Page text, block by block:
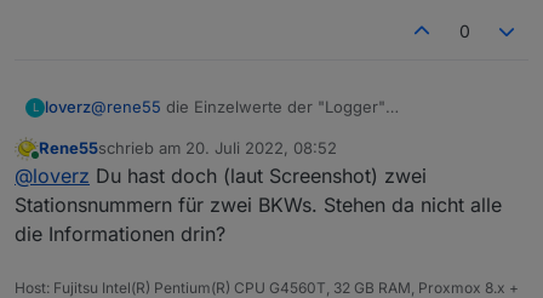
0
L loverz@rene55 die Einzelwerte der "Logger"
arbeiten.
Ist aber nicht wirklich wichtig, es sei denn, man hat sie
auf Ost/West Ausrichtung, dann wäre es schon
interessant.
Man könnte dann daraus aber einfach 2 einzelne
Balkonkraftwerke machen, dann ist es auch einzeln.
Online
Rene55schrieb am 20. Juli 2022, 08:52
zuletzt editiert von
@loverz Du hast doch (laut Screenshot) zwei
Stationsnummern für zwei BKWs. Stehen da nicht alle
die Informationen drin?
Host: Fujitsu Intel(R) Pentium(R) CPU G4560T, 32 GB RAM, Proxmox 8.x +